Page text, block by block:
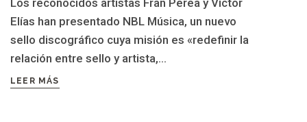
Los reconocidos artistas Fran Perea y Víctor
Elías han presentado NBL Música, un nuevo
sello discográfico cuya misión es «redefinir la
relación entre sello y artista,...
LEER MÁS